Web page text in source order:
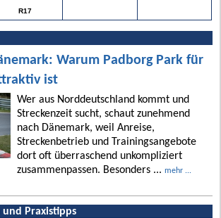
R17
Warum Padborg Park für
ist
Wer aus Norddeutschland kommt und
Streckenzeit sucht, schaut zunehmend
nach Dänemark, weil Anreise,
Streckenbetrieb und Trainingsangebote
dort oft überraschend unkompliziert
zusammenpassen. Besonders ... mehr ...
Praxistipps